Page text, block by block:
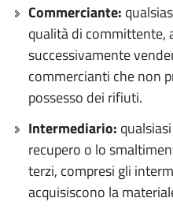
Commerciante:
qualità di committente,
successivamente
commercianti che non
possesso dei rifiuti.
Intermediario:
recupero o lo
terzi, compresi gli
acquisiscono la